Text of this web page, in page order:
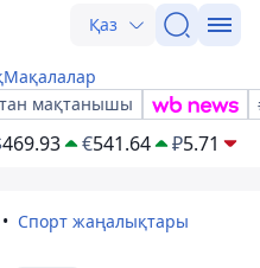
Қаз
Мақалалар
мақтанышы
469.93 €541.64 ₽5.71
Спорт жаңалықтары